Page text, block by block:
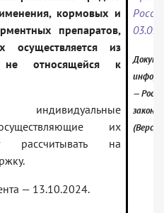
кормовых и
препаратов,
осуществляется из
не относящейся к
их
рассчитывать на
— 13.10.2024.
—